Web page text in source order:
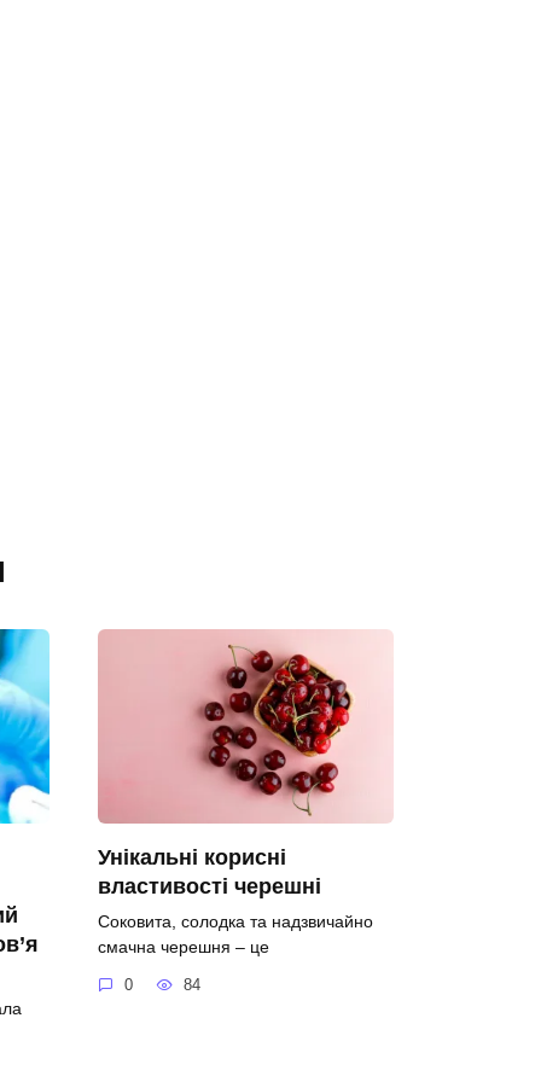
Унікальні корисні
властивості черешні
Соковита, солодка та надзвичайно
смачна черешня – це
0 84